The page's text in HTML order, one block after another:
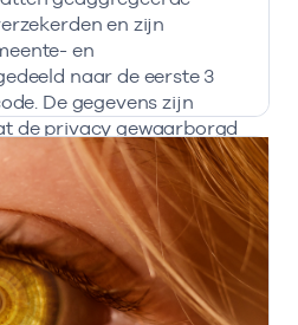
en zijn
en
naar de eerste 3
De gegevens zijn
de privacy gewaarborgd
herleidbaar is naar
zorgverzekeraars en